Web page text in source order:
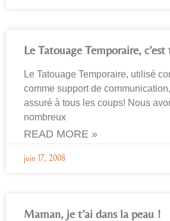
Le Tatouage Temporaire,
Le Tatouage Temporaire, utilisé
comme support de
assuré à tous les coups! Nous
nombreux
READ MORE »
juin 17, 2008
Maman, je t’ai dans la peau !